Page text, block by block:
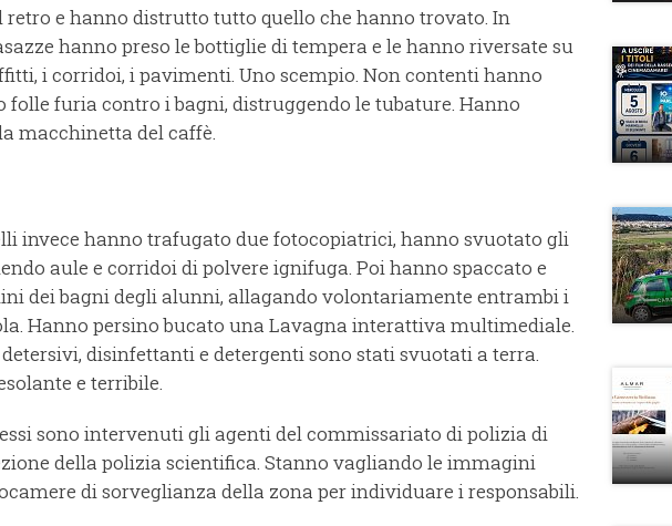
retro e hanno distrutto tutto quello che hanno trovato. In
hanno preso le bottiglie di tempera e le hanno riversate su
i corridoi, i pavimenti. Uno scempio. Non contenti hanno
folle furia contro i bagni, distruggendo le tubature. Hanno
macchinetta del caffè.
invece hanno trafugato due fotocopiatrici, hanno svuotato gli
aule e corridoi di polvere ignifuga. Poi hanno spaccato e
dei bagni degli alunni, allagando volontariamente entrambi i
Hanno persino bucato una Lavagna interattiva multimediale.
disinfettanti e detergenti sono stati svuotati a terra.
e terribile.
sono intervenuti gli agenti del commissariato di polizia di
della polizia scientifica. Stanno vagliando le immagini
di sorveglianza della zona per individuare i responsabili.